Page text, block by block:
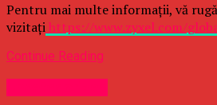
Pentru mai multe informații, vă
vizitațihttps://www.zyxel.com/
Continue Reading